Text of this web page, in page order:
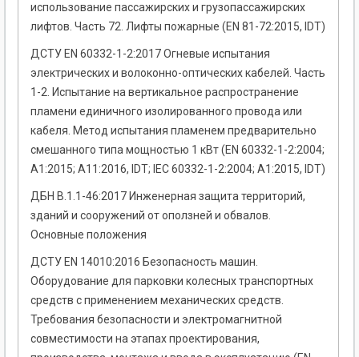
использование пассажирских и грузопассажирских
лифтов. Часть 72. Лифты пожарные (EN 81-72:2015, IDT)
ДСТУ EN 60332-1-2:2017 Огневые испытания
электрических и волоконно-оптических кабелей. Часть
1-2. Испытание на вертикальное распространение
пламени единичного изолированного провода или
кабеля. Метод испытания пламенем предварительно
смешанного типа мощностью 1 кВт (EN 60332-1-2:2004;
А1:2015; А11:2016, IDT; IEC 60332-1-2:2004; А1:2015, IDT)
ДБН В.1.1-46:2017 Инженерная защита территорий,
зданий и сооружений от оползней и обвалов.
Основные положения
ДСТУ EN 14010:2016 Безопасность машин.
Оборудование для парковки колесных транспортных
средств с применением механических средств.
Требования безопасности и электромагнитной
совместимости на этапах проектирования,